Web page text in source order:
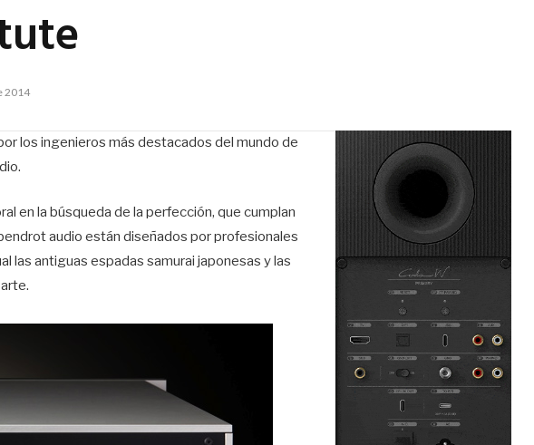
2014
los ingenieros más destacados del mundo de
en la búsqueda de la perfección, que cumplan
audio están diseñados por profesionales
las antiguas espadas samurai japonesas y las